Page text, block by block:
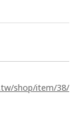
shop/item/38/